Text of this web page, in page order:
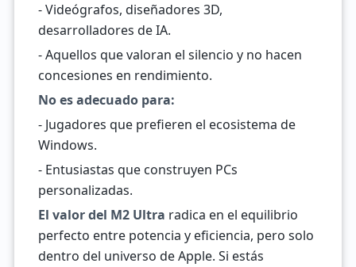
- Videógrafos, diseñadores 3D,
desarrolladores de IA.
- Aquellos que valoran el silencio y no hacen
concesiones en rendimiento.
No es adecuado para:
- Jugadores que prefieren el ecosistema de
Windows.
- Entusiastas que construyen PCs
personalizadas.
El valor del M2 Ultra radica en el equilibrio
perfecto entre potencia y eficiencia, pero solo
dentro del universo de Apple. Si estás